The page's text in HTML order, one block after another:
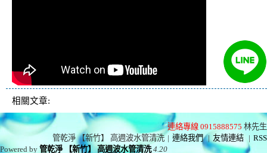
相關文章:
連絡專線 0915888575 林先生
管乾淨 【新竹】 高週波水管清洗 | 連絡我們 | 友情連結 | RSS
Powered by 管乾淨 【新竹】 高週波水管清洗 4.20